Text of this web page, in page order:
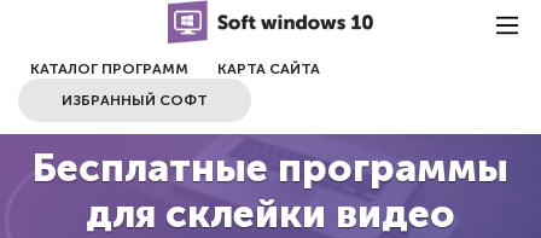
КАТАЛОГ ПРОГРАММ
КАРТА САЙТА
ИЗБРАННЫЙ СОФТ
Бесплатные программы
для склейки видео